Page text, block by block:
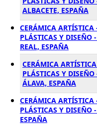
ALBACETE, ESPAÑA
CERÁMICA ARTÍSTICA
PLÁSTICAS Y DISEÑO
REAL, ESPAÑA
CERÁMICA
PLÁSTICAS Y
ÁLAVA, ESPAÑA
CERÁMICA ARTÍSTICA
PLÁSTICAS Y DISEÑO
ESPAÑA